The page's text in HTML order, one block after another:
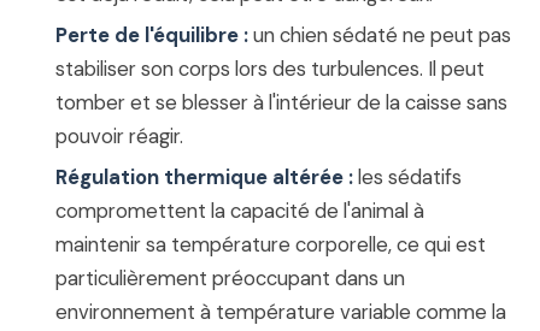
Perte de l'équilibre :un chien sédaté ne peut pas
stabiliser son corps lors des turbulences. Il peut
tomber et se blesser à l'intérieur de la caisse sans
pouvoir réagir.
Régulation thermique altérée :les sédatifs
compromettent la capacité de l'animal à
maintenir sa température corporelle, ce qui est
particulièrement préoccupant dans un
environnement à température variable comme la